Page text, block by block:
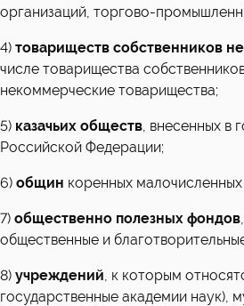
организаций, торгово-
4) товариществ собственников
числе товарищества
некоммерческие товарищества;
5) казачьих обществ, внесенных в
Российской Федерации;
6) общин коренных
7) общественно полезных фондов
общественные и
8) учреждений, к которым
государственные академии наук),